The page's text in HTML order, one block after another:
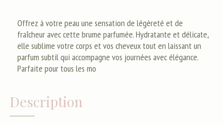
Offrez à votre peau une sensation de légèreté et de
fraîcheur avec cette brume parfumée. Hydratante et délicate,
elle sublime votre corps et vos cheveux tout en laissant un
parfum subtil qui accompagne vos journées avec élégance.
Parfaite pour tous les mo
Description